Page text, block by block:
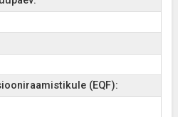
(EQF):